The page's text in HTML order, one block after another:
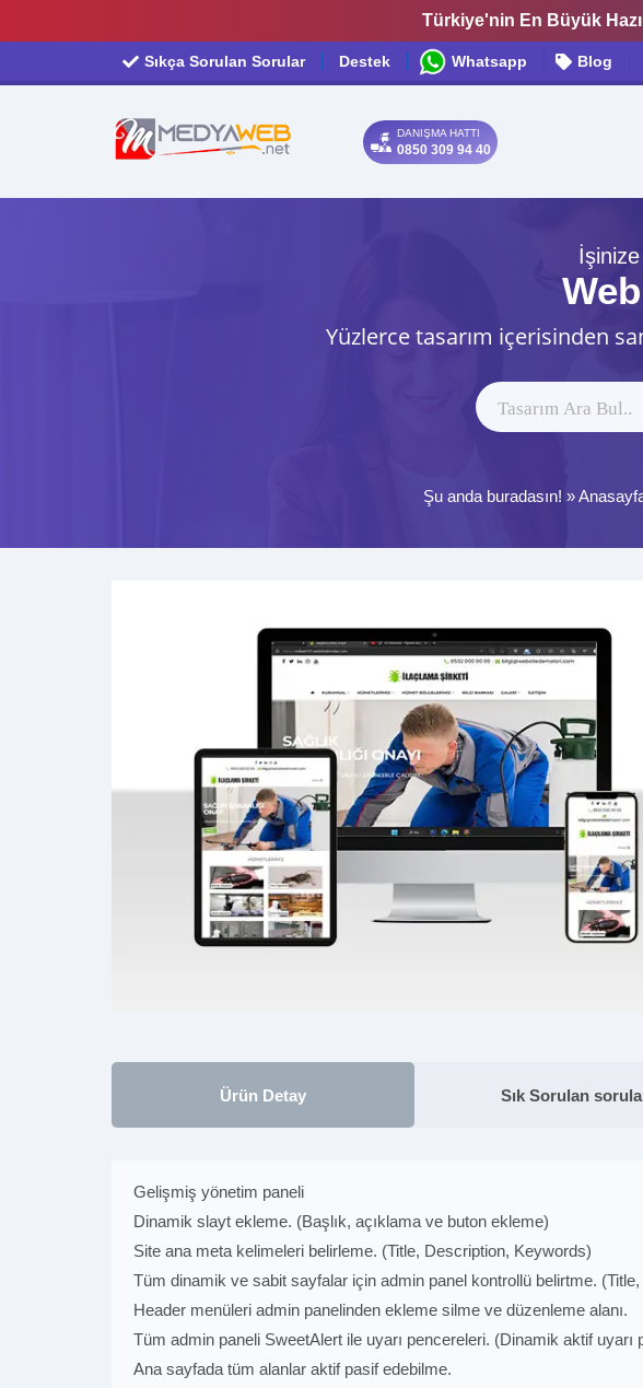
Türkiye'nin En Büyük
Sıkça Sorulan Sorular Destek Whatsapp Blog
DANIŞMA HATTI
0850 309 94 40
Yüzlerce tasarım içerisinden
Şu anda buradasın! »
Ürün Detay Sık Sorulan
Gelişmiş yönetim paneli
Dinamik slayt ekleme. (Başlık, açıklama ve buton ekleme)
Site ana meta kelimeleri belirleme. (Title, Description, Keywords)
Tüm dinamik ve sabit sayfalar için admin panel kontrollü belirtme.
Header menüleri admin panelinden ekleme silme ve düzenleme alanı.
Tüm admin paneli SweetAlert ile uyarı pencereleri. (Dinamik aktif uyarı
Ana sayfada tüm alanlar aktif pasif edebilme.